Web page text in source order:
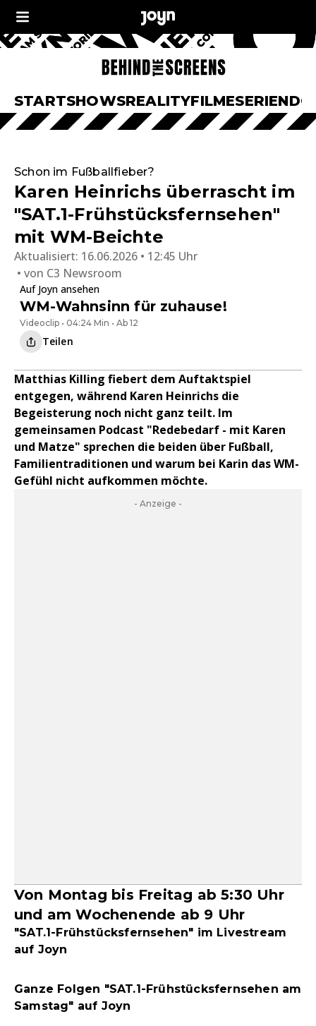
STARTSHOWSREALITYFILMESERIEN
Schon im Fußballfieber?
Karen Heinrichs überrascht im
"SAT.1-Frühstücksfernsehen"
mit WM-Beichte
Aktualisiert: 16.06.2026 • 12:45 Uhr
von C3 Newsroom
Auf Joyn ansehen
WM-Wahnsinn für zuhause!
Videoclip • 04:24 Min • Ab 12
Teilen
Matthias Killing fiebert dem Auftaktspiel
entgegen, während Karen Heinrichs die
Begeisterung noch nicht ganz teilt. Im
gemeinsamen Podcast "Redebedarf - mit Karen
und Matze" sprechen die beiden über Fußball,
Familientraditionen und warum bei Karin das WM-
Gefühl nicht aufkommen möchte.
- Anzeige -
Von Montag bis Freitag ab 5:30 Uhr
und am Wochenende ab 9 Uhr
"SAT.1-Frühstücksfernsehen" im Livestream
auf Joyn
Ganze Folgen "SAT.1-Frühstücksfernsehen am
Samstag" auf Joyn